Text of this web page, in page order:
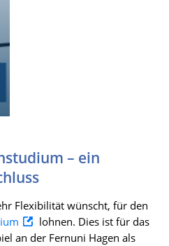
– ein
Flexibilität wünscht, für den
lohnen. Dies ist für das
an der Fernuni Hagen als